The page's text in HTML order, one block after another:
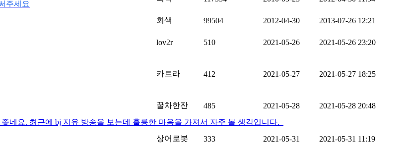
주세요
회색 99504 2012-04-30 2013-07-26 12:21
lov2r 510 2021-05-26 2021-05-26 23:20
카트라 412 2021-05-27 2021-05-27 18:25
꿀차한잔 485 2021-05-28
2021-05-28 20:48
네요. 최근에 bj 지유 방송을 보는데 훌륭한 마음을 가져서 자주 볼 생각입니다.
상어로봇 333 2021-05-31 2021-05-31 11:19